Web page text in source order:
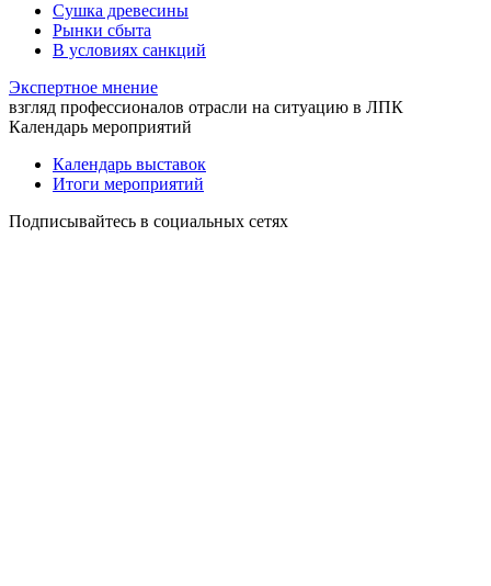
Сушка древесины
Рынки сбыта
В условиях санкций
Экспертное мнение
взгляд профессионалов отрасли на ситуацию в ЛПК
Календарь мероприятий
Календарь выставок
Итоги мероприятий
Подписывайтесь в социальных сетях